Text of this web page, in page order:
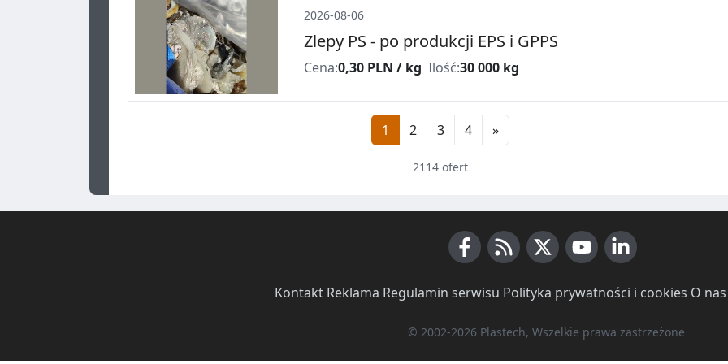
2026-08-06
Zlepy PS - po produkcji EPS i GPPS
Cena:0,30 PLN / kg Ilość:30 000 kg
1 2 3 4 »
2114 ofert
Kontakt· Reklama Regulamin serwisu Polityka prywatności i cookies O nas
© 2002-2026 Plastech, Wszelkie prawa zastrzeżone